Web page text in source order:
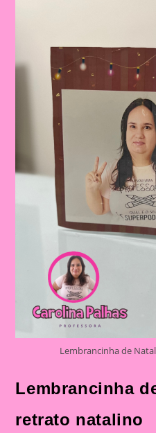
Lembrancinha de
Lembrancinha
retrato natalino